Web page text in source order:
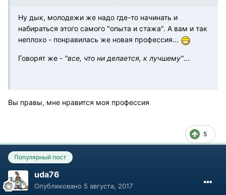
Ну дык, молодежи же надо где-то начинать и
набираться этого самого "опыта и стажа". А вам и так
неплохо - понравилась же новая профессия...
Говорят же - "все, что ни делается, к лучшему"...
Вы правы, мне нравится моя профессия
5
Популярный пост
uda76
Опубликовано 5 августа, 2017